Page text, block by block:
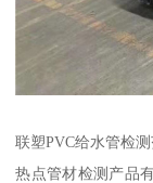
联塑PVC给水管检测
热点管材检测产品